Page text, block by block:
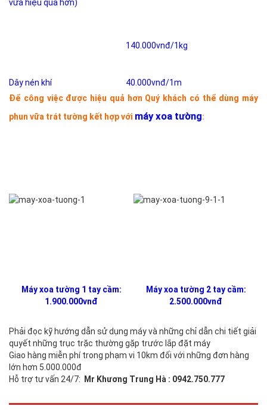
vữa hiệu quả hơn)
140.000vnđ/1kg
Dây nén khí
40.000vnđ/1m
Để công việc được hiệu quả hơn Quý khách có thể dùng máy
phun vữa trát tường kết hợp với máy xoa tường:
Máy xoa tường 1 tay cầm:
1.900.000vnđ
Máy xoa tường 2 tay cầm:
2.500.000vnđ
Phải đọc kỹ hướng dẫn sử dụng máy và những chỉ dẫn chi tiết giải
quyết những trục trặc thường gặp trước lắp đặt máy
Giao hàng miễn phí trong phạm vi 10km đối với những đơn hàng
lớn hơn 5.000.000đ
Hỗ trợ tư vấn 24/7:
Mr Khương Trung Hà : 0942.750.777